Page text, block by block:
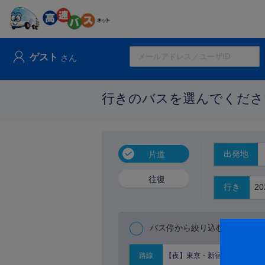
ゲスト さん
行きのバスを選んでくだ
片道
往復
出発地
行き
バス停から絞り込む
路線 【夜】東京・新宿⇔京阪神